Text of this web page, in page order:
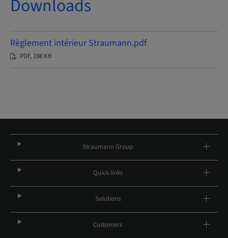
Downloads
Règlement intérieur Straumann.pdf
PDF, 198 KB
Straumann Group
Quick links
Solutions
Customers